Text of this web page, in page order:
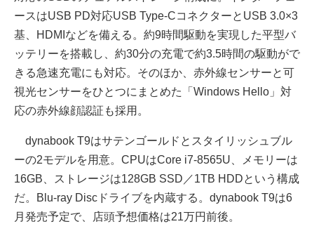
ースはUSB PD対応USB Type-CコネクターとUSB 3.0×3
基、HDMIなどを備える。約9時間駆動を実現した平型バ
ッテリーを搭載し、約30分の充電で約3.5時間の駆動がで
きる急速充電にも対応。そのほか、赤外線センサーと可
視光センサーをひとつにまとめた「Windows Hello」対
応の赤外線顔認証も採用。
dynabook T9はサテンゴールドとスタイリッシュブル
ーの2モデルを用意。CPUはCore i7-8565U、メモリーは
16GB、ストレージは128GB SSD／1TB HDDという構成
だ。Blu-ray Discドライブを内蔵する。dynabook T9は6
月発売予定で、店頭予想価格は21万円前後。